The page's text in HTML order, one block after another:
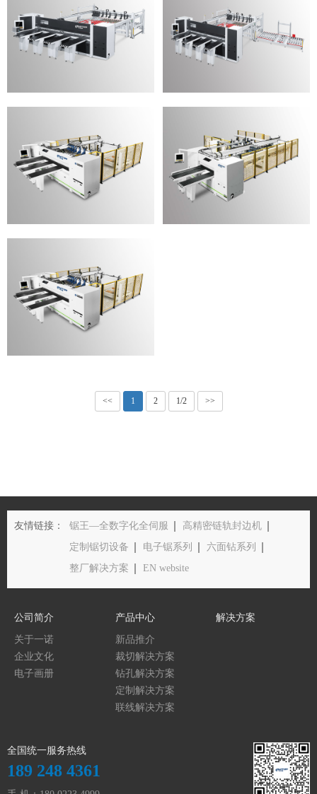
<< 1 2 1/2 >>
友情链接： 锯王—全数字化全伺服
高精密链轨封边机
定制锯切设备
电子锯系列
六面钻系列
整厂解决方案
EN website
公司简介
关于一诺
企业文化
电子画册
产品中心
新品推介
裁切解决方案
钻孔解决方案
定制解决方案
联线解决方案
解决方案
全国统一服务热线
189 248 4361